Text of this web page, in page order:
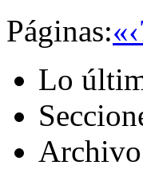
Páginas:«‹
Lo
Archivo